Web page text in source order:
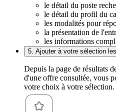
le détail du poste
le détail du profil du
les modalités pour
la présentation de
les informations
5. Ajouter à votre sélection
Depuis la page de résultats
d'une offre consultée, vous
votre choix à votre